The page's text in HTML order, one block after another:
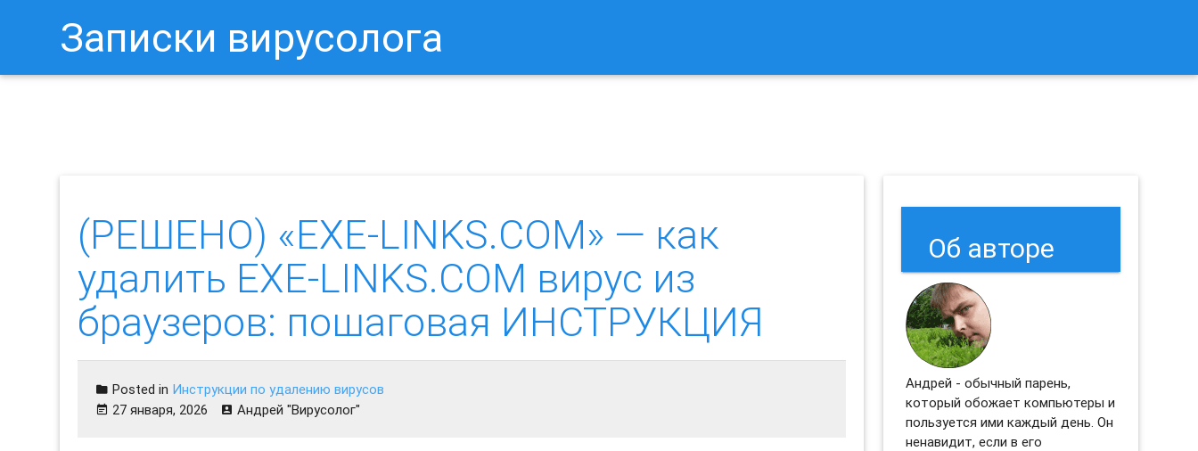
Записки вирусолога
(РЕШЕНО) «EXE-LINKS.COM» — как
удалить EXE-LINKS.COM вирус из
браузеров: пошаговая ИНСТРУКЦИЯ
Posted in Инструкции по удалению вирусов
27 января, 2026
Андрей "Вирусолог"
Об авторе
Андрей - обычный парень,
который обожает компьютеры и
пользуется ими каждый день. Он
ненавидит, если в его